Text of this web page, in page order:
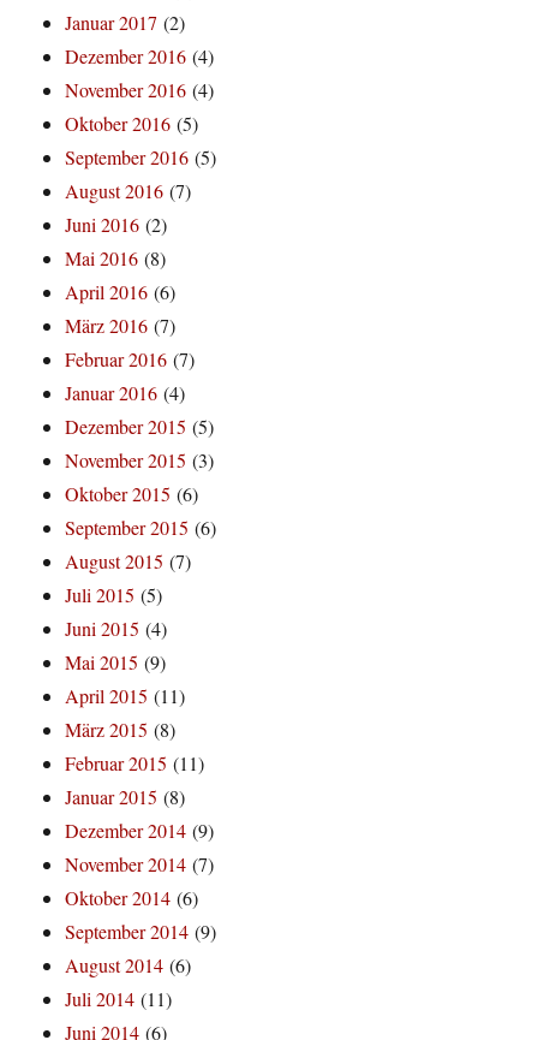
Januar 2017 (2)
Dezember 2016 (4)
November 2016 (4)
Oktober 2016 (5)
September 2016 (5)
August 2016 (7)
Juni 2016 (2)
Mai 2016 (8)
April 2016 (6)
März 2016 (7)
Februar 2016 (7)
Januar 2016 (4)
Dezember 2015 (5)
November 2015 (3)
Oktober 2015 (6)
September 2015 (6)
August 2015 (7)
Juli 2015 (5)
Juni 2015 (4)
Mai 2015 (9)
April 2015 (11)
März 2015 (8)
Februar 2015 (11)
Januar 2015 (8)
Dezember 2014 (9)
November 2014 (7)
Oktober 2014 (6)
September 2014 (9)
August 2014 (6)
Juli 2014 (11)
Juni 2014 (6)